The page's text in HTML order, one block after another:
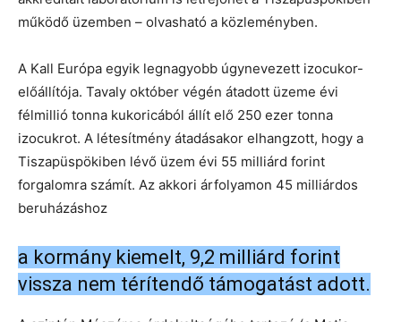
működő üzemben – olvasható a közleményben.
A Kall Európa egyik legnagyobb úgynevezett izocukor-
előállítója. Tavaly október végén átadott üzeme évi
félmillió tonna kukoricából állít elő 250 ezer tonna
izocukrot. A létesítmény átadásakor elhangzott, hogy a
Tiszapüspökiben lévő üzem évi 55 milliárd forint
forgalomra számít. Az akkori árfolyamon 45 milliárdos
beruházáshoz
a kormány kiemelt, 9,2 milliárd forint
vissza nem térítendő támogatást adott.